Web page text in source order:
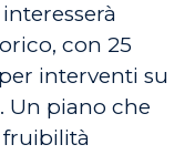
con 25
interventi su
Un piano che
fruibilità